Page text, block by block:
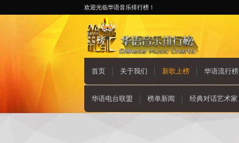
欢迎光临华语音乐排行榜！
首页 关于我们 新歌上榜 华语流行榜
华语电台联盟 榜单新闻 经典对话艺术家